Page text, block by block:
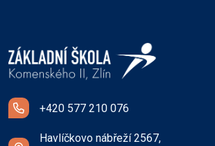
+420 577 210 076
Havlíčkovo nábřeží 2567,